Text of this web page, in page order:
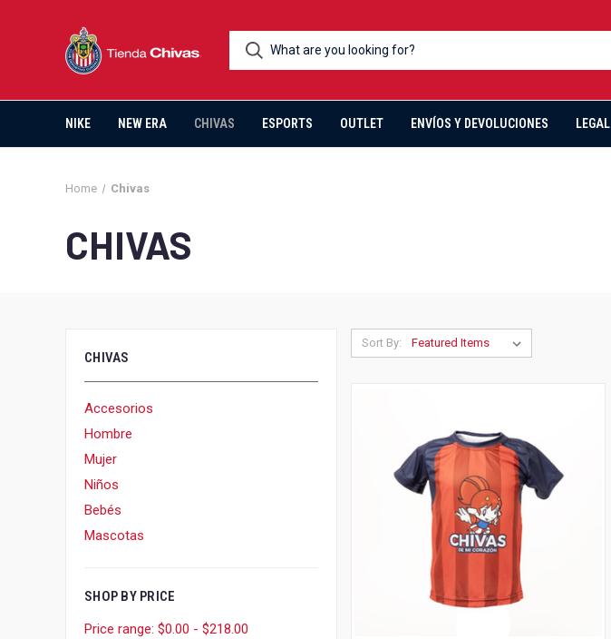
NIKE NEW ERA CHIVAS ESPORTS OUTLET ENVÍOS Y DEVOLUCIONES LEGAL
Home Chivas
CHIVAS
CHIVAS
Accesorios
Hombre
Mujer
Niños
Bebés
Mascotas
SHOP BY PRICE
Price range: $0.00 - $218.00
Sort By: